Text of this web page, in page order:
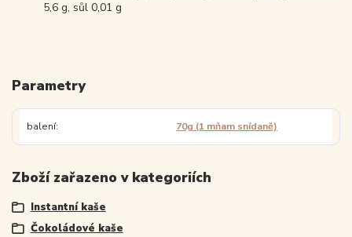
5,6 g, sůl 0,01 g
Parametry
balení 70g (1 mňam snídaně)
Zboží zařazeno v kategoriích
Instantní kaše
Čokoládové kaše